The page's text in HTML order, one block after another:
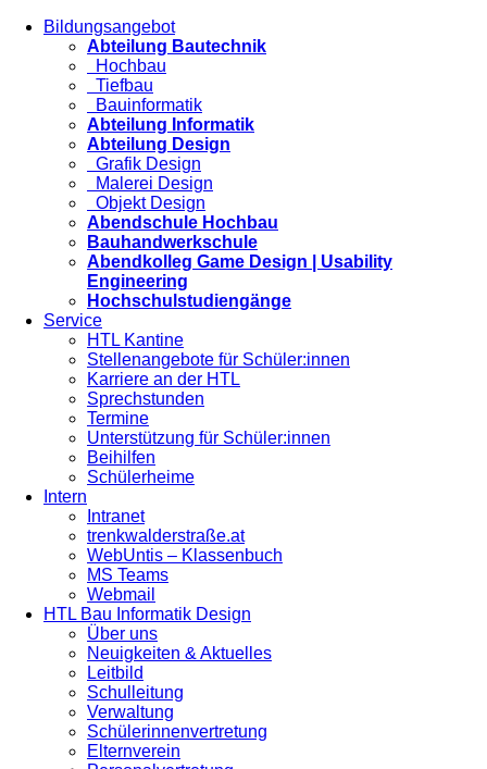
Bildungsangebot
Abteilung Bautechnik
Hochbau
Tiefbau
Bauinformatik
Abteilung Informatik
Abteilung Design
Grafik Design
Malerei Design
Objekt Design
Abendschule Hochbau
Bauhandwerkschule
Abendkolleg Game Design | Usability
Engineering
Hochschulstudiengänge
Service
HTL Kantine
Stellenangebote für Schüler:innen
Karriere an der HTL
Sprechstunden
Termine
Unterstützung für Schüler:innen
Beihilfen
Schülerheime
Intern
Intranet
trenkwalderstraße.at
WebUntis – Klassenbuch
MS Teams
Webmail
HTL Bau Informatik Design
Über uns
Neuigkeiten & Aktuelles
Leitbild
Schulleitung
Verwaltung
Schülerinnenvertretung
Elternverein